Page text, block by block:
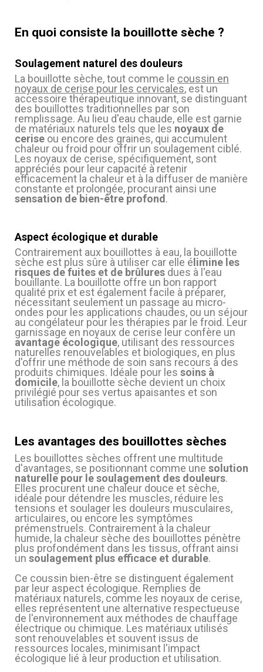
En quoi consiste la bouillotte sèche ?
Soulagement naturel des douleurs
La bouillotte sèche, tout comme le coussin en
noyaux de cerise pour les cervicales, est un
accessoire thérapeutique innovant, se distinguant
des bouillottes traditionnelles par son
remplissage. Au lieu d'eau chaude, elle est garnie
de matériaux naturels tels que lesnoyaux de
cerise ou encore des graines, qui accumulent
chaleur ou froid pour offrir un soulagement ciblé.
Les noyaux de cerise, spécifiquement, sont
appréciés pour leur capacité à retenir
efficacement la chaleur et à la diffuser de manière
constante et prolongée, procurant ainsi une
sensation de bien-être profond.
Aspect écologique et durable
Contrairement aux bouillottes à eau, la bouillotte
sèche est plus sûre à utiliser car elle élimine les
risques de fuites et de brûlures dues à l'eau
bouillante. La bouillotte offre un bon rapport
qualité prix et est également facile à préparer,
nécessitant seulement un passage au micro-
ondes pour les applications chaudes, ou un séjour
au congélateur pour les thérapies par le froid. Leur
garnissage en noyaux de cerise leur confère un
avantage écologique, utilisant des ressources
naturelles renouvelables et biologiques, en plus
d'offrir une méthode de soin sans recours à des
produits chimiques. Idéale pour les soins à
domicile, la bouillotte sèche devient un choix
privilégié pour ses vertus apaisantes et son
utilisation écologique.
Les avantages des bouillottes sèches
Les bouillottes sèches offrent une multitude
d'avantages, se positionnant comme une solution
naturelle pour le soulagement des douleurs.
Elles procurent une chaleur douce et sèche,
idéale pour détendre les muscles, réduire les
tensions et soulager les douleurs musculaires,
articulaires, ou encore les symptômes
prémenstruels. Contrairement à la chaleur
humide, la chaleur sèche des bouillottes pénètre
plus profondément dans les tissus, offrant ainsi
un soulagement plus efficace et durable.
Ce coussin bien-être se distinguent également
par leur aspect écologique. Remplies de
matériaux naturels, comme les noyaux de cerise,
elles représentent une alternative respectueuse
de l'environnement aux méthodes de chauffage
électrique ou chimique. Les matériaux utilisés
sont renouvelables et souvent issus de
ressources locales, minimisant l'impact
écologique lié à leur production et utilisation.